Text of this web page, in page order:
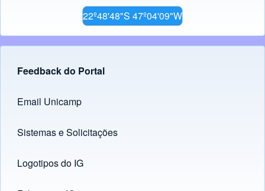
22º48'48"S 47º04'09"W
Footer menu
Feedback do Portal
Links
Email Unicamp
(opens in new tab)
Sistemas e Solicitações
(opens in new tab)
Logotipos do IG
(opens in new tab)